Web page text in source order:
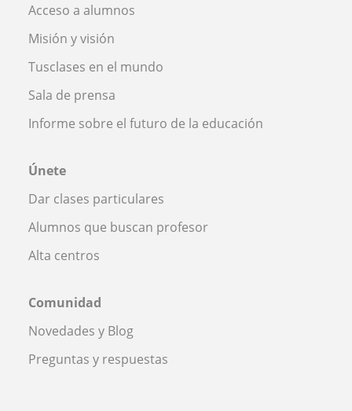
Acceso a alumnos
Misión y visión
Tusclases en el mundo
Sala de prensa
Informe sobre el futuro de la educación
Únete
Dar clases particulares
Alumnos que buscan profesor
Alta centros
Comunidad
Novedades y Blog
Preguntas y respuestas